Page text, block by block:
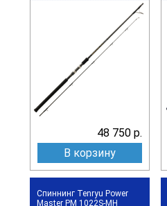
48 750 р.
В корзину
Спиннинг Tenryu Power
Master PM 1022S-MH